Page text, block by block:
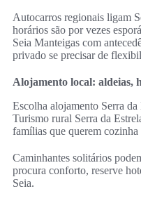
Autocarros regionais ligam
horários são por vezes
Seia Manteigas com
privado se precisar de
Alojamento local: aldeias,
Escolha alojamento Serra
Turismo rural Serra da
famílias que querem cozinha
Caminhantes solitários
procura conforto, reserve
Seia.